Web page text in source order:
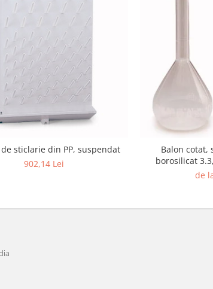
sticlarie din PP, suspendat
902,14 Lei
Balon cotat,
borosilicat
de